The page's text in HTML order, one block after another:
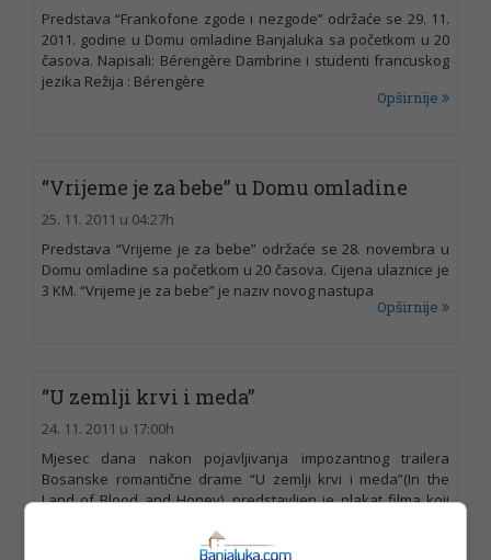
Predstava “Frankofone zgode i nezgode” održaće se 29. 11.
2011. godine u Domu omladine Banjaluka sa početkom u 20
časova. Napisali: Bérengère Dambrine i studenti francuskog
jezika Režija : Bérengère
Opširnije
“Vrijeme je za bebe” u Domu omladine
25. 11. 2011 u 04:27h
Predstava “Vrijeme je za bebe” održaće se 28. novembra u
Domu omladine sa početkom u 20 časova. Cijena ulaznice je
3 KM. “Vrijeme je za bebe” je naziv novog nastupa
Opširnije
“U zemlji krvi i meda”
24. 11. 2011 u 17:00h
Mjesec dana nakon pojavljivanja impozantnog trailera
Bosanske romantične drame “U zemlji krvi i meda”(In the
Land of Blood and Honey), predstavljen je plakat filma koji